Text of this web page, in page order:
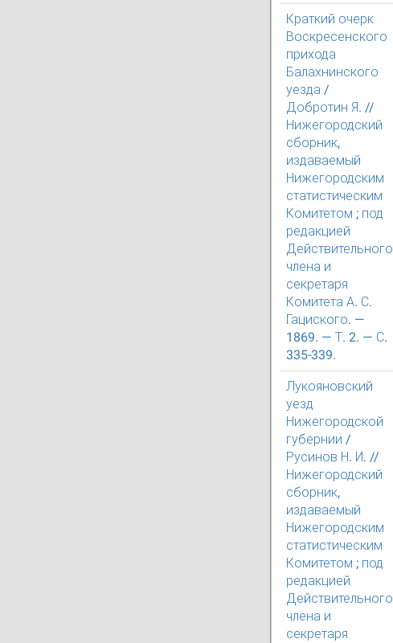
Краткий очерк
Воскресенского
прихода
Балахнинского
уезда /
Добротин Я. //
Нижегородский
сборник,
издаваемый
Нижегородским
статистическим
Комитетом ; под
редакцией
Действительного
члена и
секретаря
Комитета А. С.
Гациского. —
1869. — Т. 2. — С.
335-339.
Лукояновский
уезд
Нижегородской
губернии /
Русинов Н. И. //
Нижегородский
сборник,
издаваемый
Нижегородским
статистическим
Комитетом ; под
редакцией
Действительного
члена и
секретаря